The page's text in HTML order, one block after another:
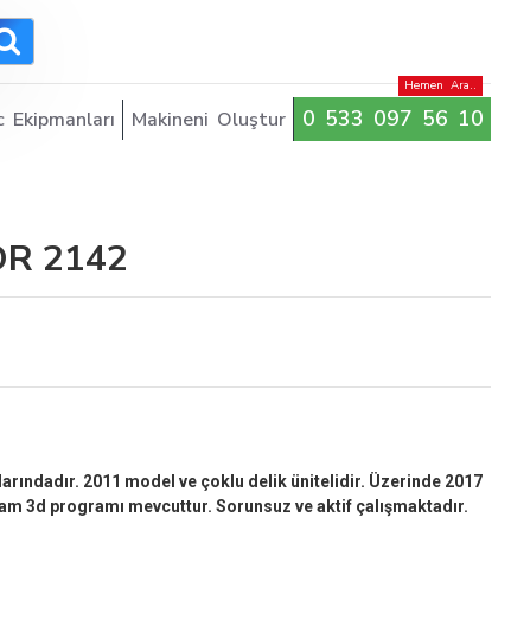
Ekipmanları Makineni Oluştur 0 533 097 56 10
Hemen Ara..
2142
2011 model ve çoklu delik ünitelidir. Üzerinde 2017
3d programı mevcuttur. Sorunsuz ve aktif çalışmaktadır.